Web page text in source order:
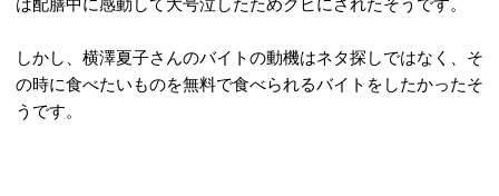
しかし、横澤夏子さんのバイトの動機はネタ探しではなく、そ
の時に食べたいものを無料で食べられるバイトをしたかったそ
うです。